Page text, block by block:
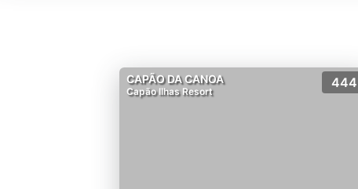
CAPÃO DA CANOA
Capão Ilhas Resort
444